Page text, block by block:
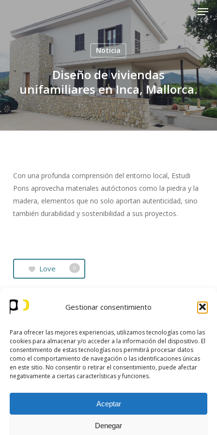
Gestionar consentimiento
Para ofrecer las mejores experiencias, utilizamos tecnologías como las
cookies para almacenar y/o acceder a la información del dispositivo. El
consentimiento de estas tecnologías nos permitirá procesar datos
como el comportamiento de navegación o las identificaciones únicas
en este sitio. No consentir o retirar el consentimiento, puede afectar
negativamente a ciertas características y funciones.
Aceptar
Denegar
main
content
Noticia
Diseño de viviendas
unifamiliares en Inca, Mallorca.
Con una profunda comprensión del entorno local, Estudi
Pons aprovecha materiales autóctonos como la piedra y la
madera, elementos que no solo aportan autenticidad, sino
también durabilidad y sostenibilidad a sus proyectos.
Love 0
Close
Menu